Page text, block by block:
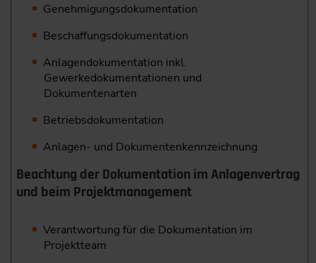
Genehmigungsdokumentation
Beschaffungsdokumentation
Anlagendokumentation inkl.
Gewerkedokumentationen und
Dokumentenarten
Betriebsdokumentation
Anlagen- und Dokumentenkennzeichnung
Beachtung der Dokumentation im Anlagenvertrag
und beim Projektmanagement
Verantwortung für die Dokumentation im
Projektteam